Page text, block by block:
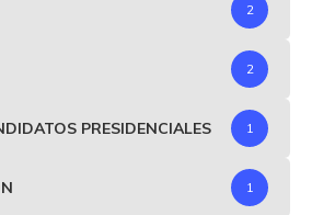
2
2
PRESIDENCIALES 1
1